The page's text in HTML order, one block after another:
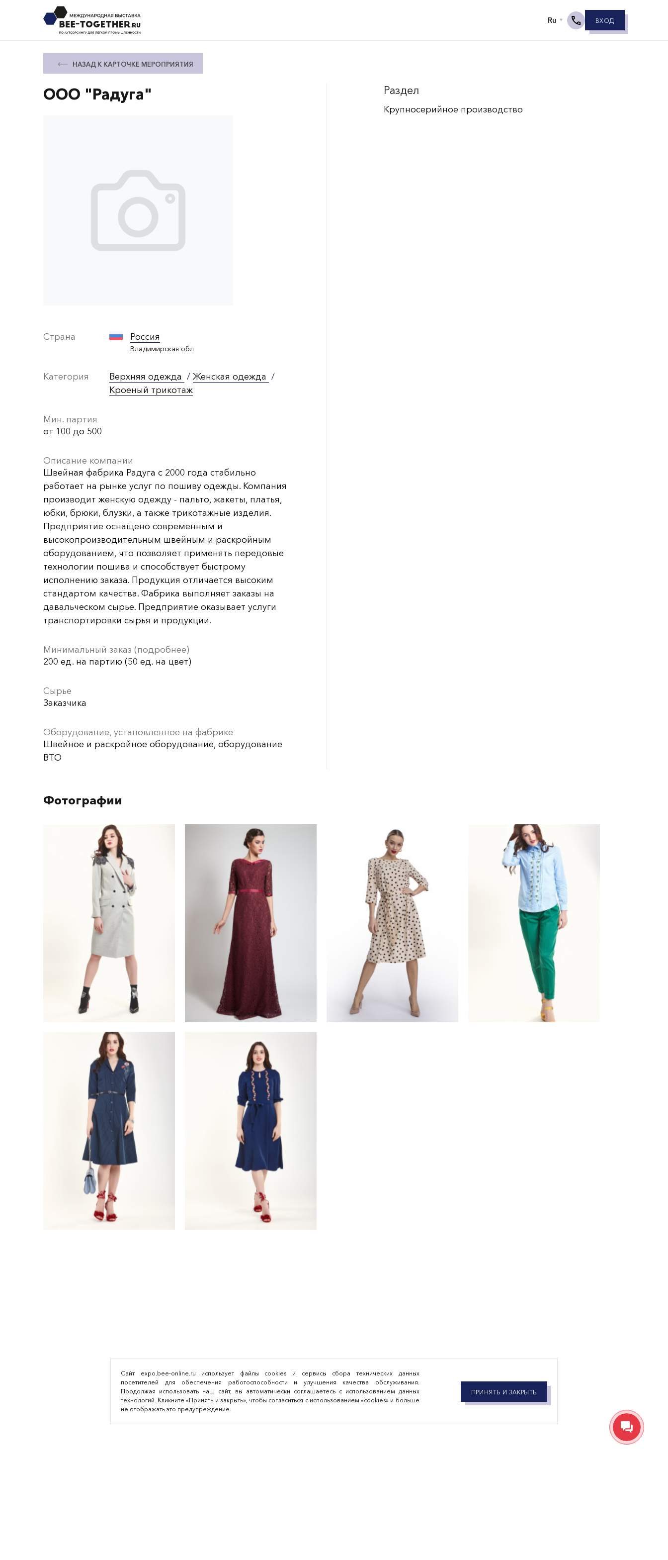
ВХОД
НАЗАД К КАРТОЧКЕ МЕРОПРИЯТИЯ
ООО "Радуга"
Страна Россия
Владимирская обл
Категория Верхняя одежда / Женская одежда /
Кроеный трикотаж
Мин. партия
от 100 до 500
Описание компании
Швейная фабрика Радуга с 2000 года стабильно
работает на рынке услуг по пошиву одежды. Компания
производит женскую одежду - пальто, жакеты, платья,
юбки, брюки, блузки, а также трикотажные изделия.
Предприятие оснащено современным и
высокопроизводительным швейным и раскройным
оборудованием, что позволяет применять передовые
технологии пошива и способствует быстрому
исполнению заказа. Продукция отличается высоким
стандартом качества. Фабрика выполняет заказы на
давальческом сырье. Предприятие оказывает услуги
транспортировки сырья и продукции.
Минимальный заказ (подробнее)
200 ед. на партию (50 ед. на цвет)
Сырье
Заказчика
Оборудование, установленное на фабрике
Швейное и раскройное оборудование, оборудование
ВТО
Раздел
Крупносерийное производство
Фотографии
Сайт expo.bee-online.ru использует файлы cookies и сервисы сбора технических данных
посетителей для обеспечения работоспособности и улучшения качества обслуживания.
Продолжая использовать наш сайт, вы автоматически соглашаетесь с использованием данных
технологий. Кликните «Принять и закрыть», чтобы согласиться с использованием «cookies» и больше
не отображать это предупреждение.
ПРИНЯТЬ И ЗАКРЫТЬ